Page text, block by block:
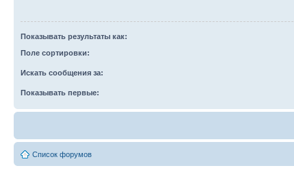
Показывать результаты как:
Поле сортировки:
Искать сообщения за:
Показывать первые:
Список форумов